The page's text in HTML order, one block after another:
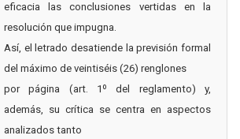
eficacia las conclusiones vertidas en la
resolución que impugna.
Así, el letrado desatiende la previsión formal
del máximo de veintiséis (26) renglones
por página (art. 1º del reglamento) y,
además, su crítica se centra en aspectos
analizados tanto